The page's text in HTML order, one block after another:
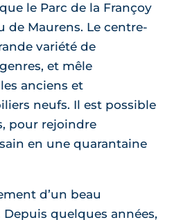
le Parc de la Françoy
de Maurens. Le centre-
variété de
et mêle
anciens et
neufs. Il est possible
pour rejoindre
en une quarantaine
d’un beau
quelques années,